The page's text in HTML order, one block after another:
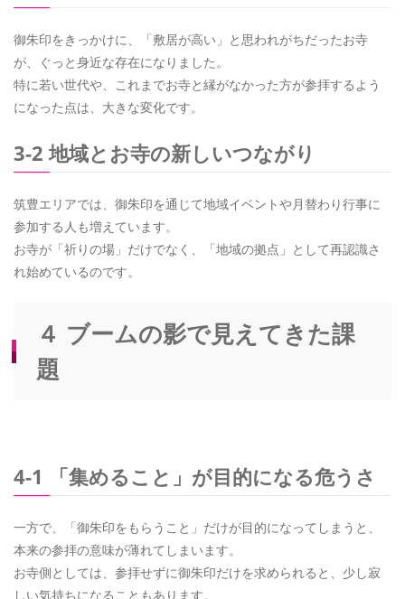
御朱印をきっかけに、「敷居が高い」と思われがちだったお寺
が、ぐっと身近な存在になりました。
特に若い世代や、これまでお寺と縁がなかった方が参拝するよう
になった点は、大きな変化です。
3-2 地域とお寺の新しいつながり
筑豊エリアでは、御朱印を通じて地域イベントや月替わり行事に
参加する人も増えています。
お寺が「祈りの場」だけでなく、「地域の拠点」として再認識さ
れ始めているのです。
４ ブームの影で見えてきた課
題
4-1 「集めること」が目的になる危うさ
一方で、「御朱印をもらうこと」だけが目的になってしまうと、
本来の参拝の意味が薄れてしまいます。
お寺側としては、参拝せずに御朱印だけを求められると、少し寂
しい気持ちになることもあります。